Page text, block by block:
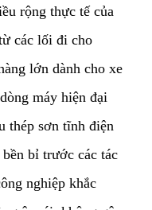
rộng thực tế của
các lối đi cho
lớn dành cho xe
máy hiện đại
thép sơn tĩnh điện
bỉ trước các tác
nghiệp khắc